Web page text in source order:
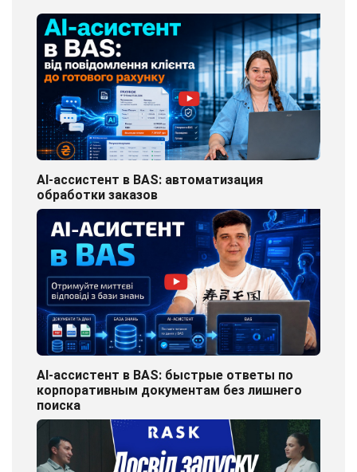
AI-ассистент в BAS: автоматизация
обработки заказов
AI-ассистент в BAS: быстрые ответы по
корпоративным документам без лишнего
поиска